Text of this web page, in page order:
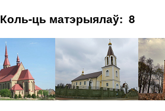
Коль-ць матэрыялаў: 8